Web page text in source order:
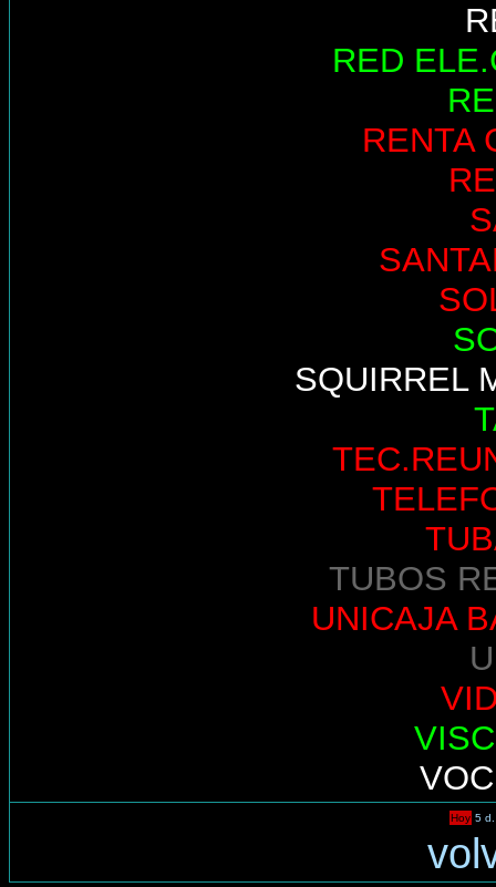
RED
RENTA
SQUIRREL
TUBOS
UNICAJA
Hoy 5 d.